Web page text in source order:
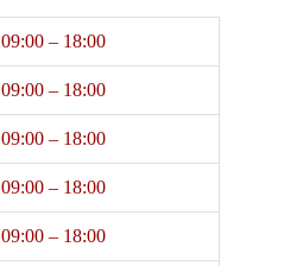
09:00 – 18:00
09:00 – 18:00
09:00 – 18:00
09:00 – 18:00
09:00 – 18:00